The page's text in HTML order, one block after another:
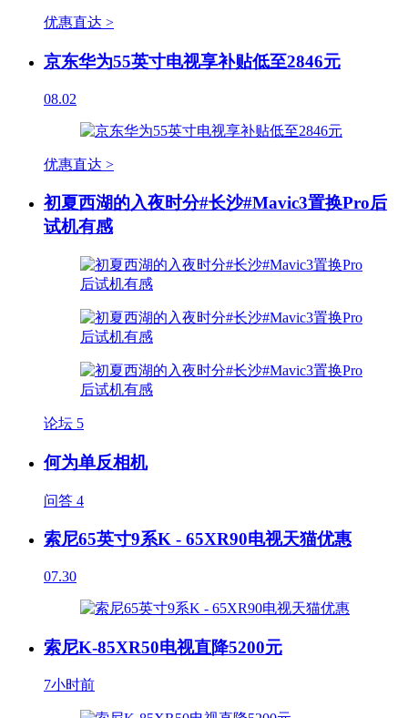
优惠直达 >
京东华为55英寸电视享补贴低至2846元
08.02
优惠直达 >
初夏西湖的入夜时分#长沙#Mavic3置换Pro后
试机有感
论坛 5
何为单反相机
问答 4
索尼65英寸9系K - 65XR90电视天猫优惠
07.30
索尼K-85XR50电视直降5200元
7小时前